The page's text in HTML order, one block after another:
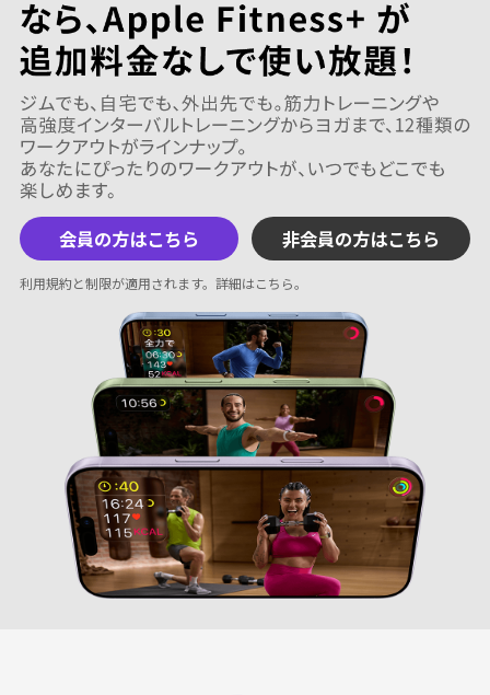
会員の方はこちら 非会員の方はこちら
利用規約と制限が適用されます。 詳細はこちら。